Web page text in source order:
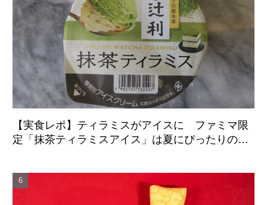
【実食レポ】ティラミスがアイスに ファミマ限
定「抹茶ティラミスアイス」は夏にぴったりの爽